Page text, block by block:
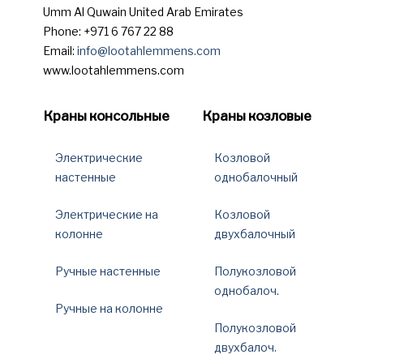
Umm Al Quwain United Arab Emirates
Phone: +971 6 767 22 88
Email:info@lootahlemmens.com
www.lootahlemmens.com
Краны консольные
Электрические
настенные
Электрические на
колонне
Ручные настенные
Ручные на колонне
Краны козловые
Козловой
однобалочный
Козловой
двухбалочный
Полукозловой
однобалоч.
Полукозловой
двухбалоч.